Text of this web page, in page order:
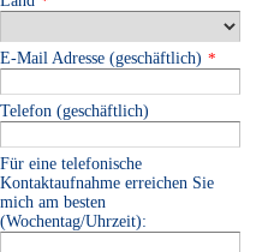
E-Mail Adresse (geschäftlich) *
Telefon (geschäftlich)
Für eine telefonische
Kontaktaufnahme erreichen Sie
mich am besten
(Wochentag/Uhrzeit):